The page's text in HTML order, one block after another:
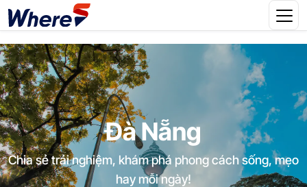
Đà Nẵng
Chia sẻ trải nghiệm, khám phá phong cách sống, mẹo
hay mỗi ngày!